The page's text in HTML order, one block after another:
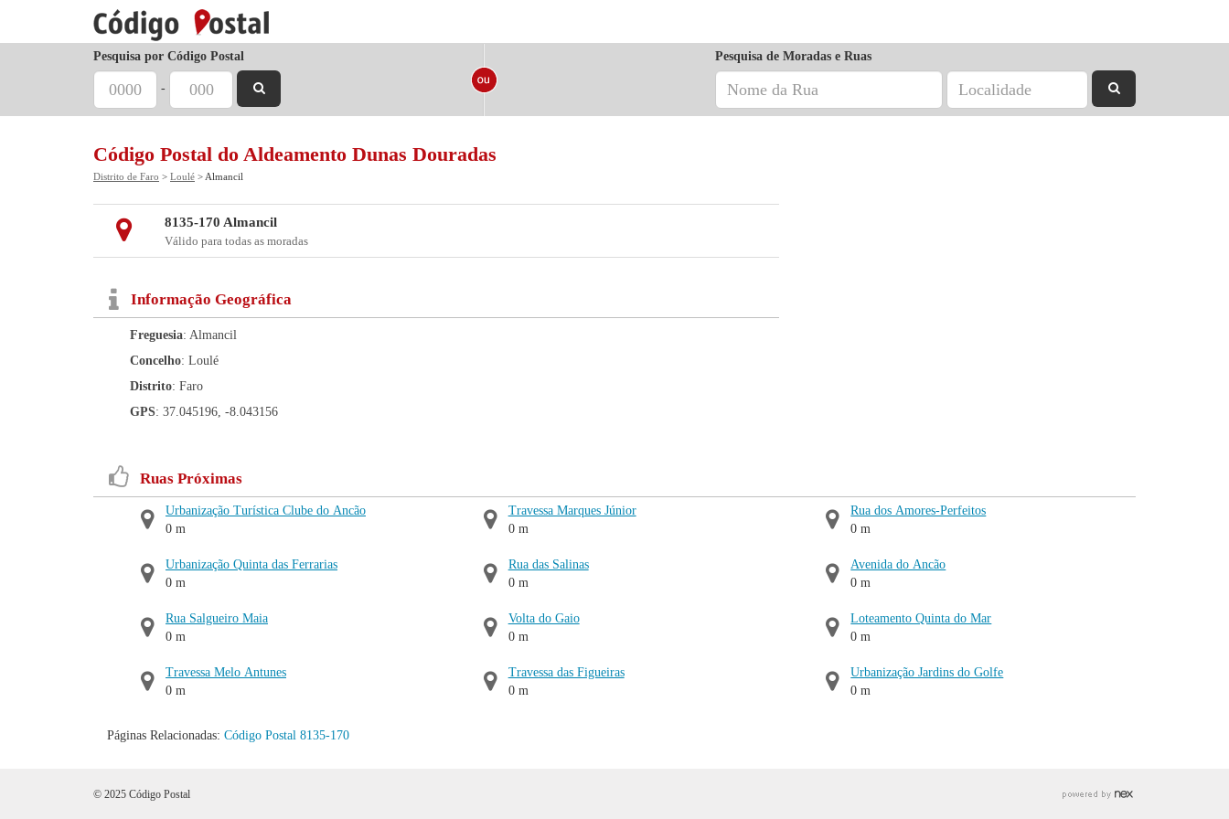
Pesquisa por Código Postal
-
Pesquisa de Moradas e Ruas
Código Postal do Aldeamento Dunas Douradas
Distrito de Faro > Loulé > Almancil
8135-170 Almancil
Válido para todas as moradas
Informação Geográfica
Freguesia: Almancil
Concelho: Loulé
Distrito: Faro
GPS: 37.045196, -8.043156
Ruas Próximas
Urbanização Turística Clube do Ancão
0 m
Urbanização Quinta das Ferrarias
0 m
Rua Salgueiro Maia
0 m
Travessa Melo Antunes
0 m
Travessa Marques Júnior
0 m
Rua das Salinas
0 m
Volta do Gaio
0 m
Travessa das Figueiras
0 m
Rua dos Amores-Perfeitos
0 m
Avenida do Ancão
0 m
Loteamento Quinta do Mar
0 m
Urbanização Jardins do Golfe
0 m
Páginas Relacionadas: Código Postal 8135-170
© 2025 Código Postal